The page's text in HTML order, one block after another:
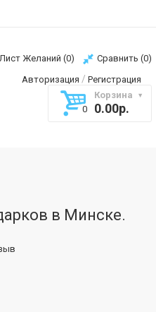
Желаний (0) Сравнить (0)
Авторизация / Регистрация
Корзина
0
0.00р.
в Минске.